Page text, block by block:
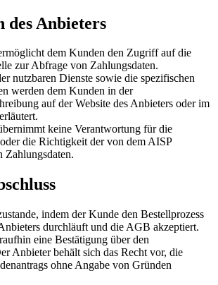
des Anbieters
dem Kunden den Zugriff auf die
zur Abfrage von Zahlungsdaten.
nutzbaren Dienste sowie die spezifischen
werden dem Kunden in der
auf der Website des Anbieters oder im
keine Verantwortung für die
die Richtigkeit der von dem AISP
Zahlungsdaten.
indem der Kunde den Bestellprozess
durchläuft und die AGB akzeptiert.
eine Bestätigung über den
Anbieter behält sich das Recht vor, die
ohne Angabe von Gründen